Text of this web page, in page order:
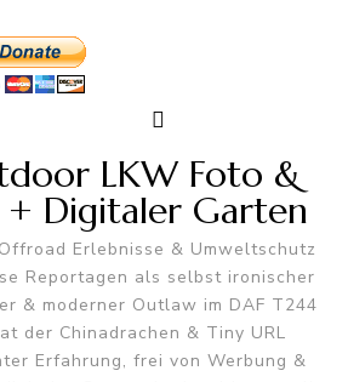
LKW Foto &
+ Digitaler Garten
Erlebnisse & Umweltschutz
Reportagen als selbst ironischer
& moderner Outlaw im DAF T244
der Chinadrachen & Tiny URL
Erfahrung, frei von Werbung &